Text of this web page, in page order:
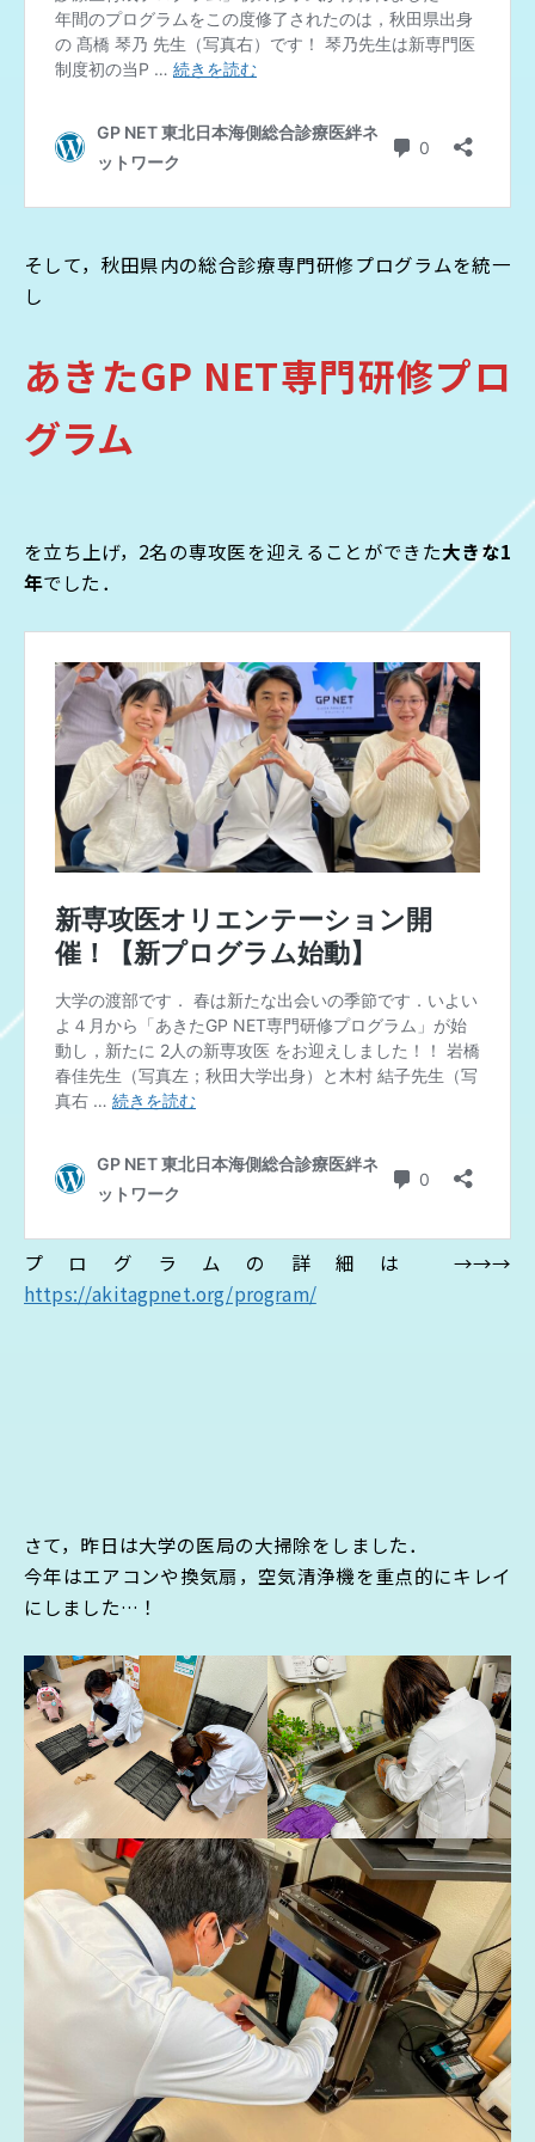
そして，秋田県内の総合診療専門研修プログラムを統一
し
あきたGP NET専門研修プロ
グラム
を立ち上げ，2名の専攻医を迎えることができた大きな1
年でした．
プログラムの詳細は →→→
https://akitagpnet.org/program/
さて，昨日は大学の医局の大掃除をしました．
今年はエアコンや換気扇，空気清浄機を重点的にキレイ
にしました…！